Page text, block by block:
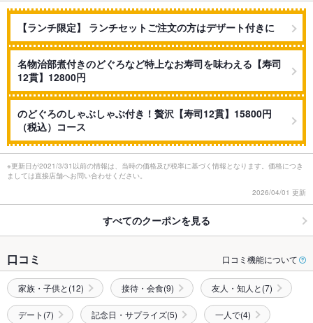
【ランチ限定】 ランチセットご注文の方はデザート付きに
名物治部煮付きのどぐろなど特上なお寿司を味わえる【寿司
12貫】12800円
のどぐろのしゃぶしゃぶ付き！贅沢【寿司12貫】15800円
（税込）コース
※更新日が2021/3/31以前の情報は、当時の価格及び税率に基づく情報となります。価格につき
ましては直接店舗へお問い合わせください。
2026/04/01 更新
すべてのクーポンを見る
口コミ 口コミ機能について
家族・子供と(12) 接待・会食(9) 友人・知人と(7)
デート(7) 記念日・サプライズ(5) 一人で(4)